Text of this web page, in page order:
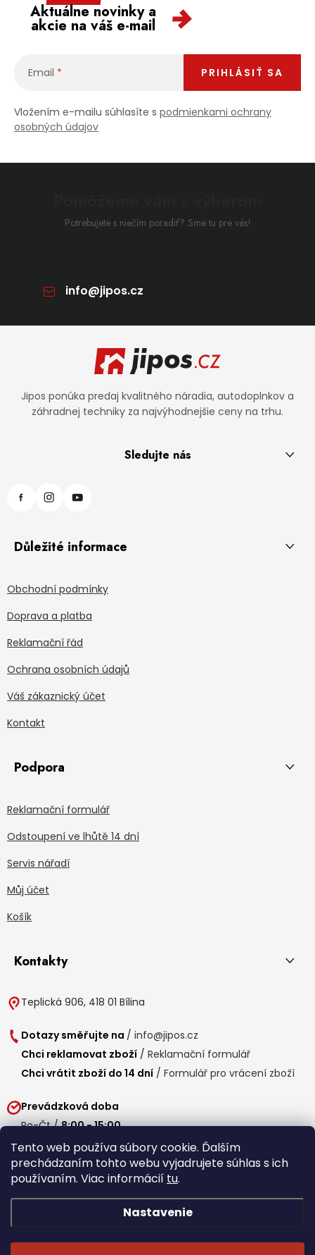
Tento web používa súbory cookie. Ďalším
prechádzaním tohto webu vyjadrujete súhlas s ich
používaním. Viac informácií tu.
Nastavenie
Aktuálne novinky a
akcie na váš e-mail
Email
Vložením e-mailu súhlasíte s podmienkami ochrany
osobných údajov
PRIHLÁSIŤ SA
Potrebujete s niečím poradiť? Sme tu pre vás!
info@jipos.cz
Jipos ponúka predaj kvalitného náradia, autodoplnkov a
záhradnej techniky za najvýhodnejšie ceny na trhu.
Sledujte nás
Důležité informace
Obchodní podmínky
Doprava a platba
Reklamační řád
Ochrana osobních údajů
Váš zákaznický účet
Kontakt
Podpora
Reklamační formulář
Odstoupení ve lhůtě 14 dní
Servis nářadí
Můj účet
Košík
Kontakty
Teplická 906, 418 01 Bílina
Dotazy směřujte na / info@jipos.cz
Chci reklamovat zboží / Reklamační formulář
Chci vrátit zboží do 14 dní / Formulář pro vrácení zboží
Prevádzková doba
Po-Čt /8:00 - 15:00
Pá / 7:30 - 14:30
Obedňajšia prestávka /11:00 - 11:30
Copyright 2026
cookies